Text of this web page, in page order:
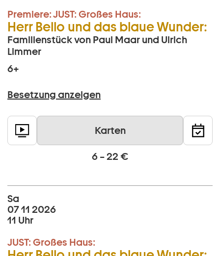
Premiere:JUST: Großes Haus:
Herr Bello und das blaue Wunder:
Familienstück von Paul Maar und Ulrich
Limmer
6+
Besetzung anzeigen
Karten
6 – 22 €
Sa
07 11 2026
11 Uhr
JUST: Großes Haus: